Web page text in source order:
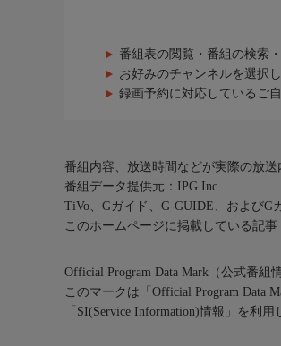
番組表の閲覧・番組の検索
お好みのチャンネルを選択
録画予約に対応しているご
番組内容、放送時間などが実際の放送
番組データ提供元：IPG Inc.
TiVo、Gガイド、G-GUIDE、およびG
このホームページに掲載している記
Official Program Data Mark（公式番組
このマークは「Official Program Data
「SI(Service Information)情報」を利